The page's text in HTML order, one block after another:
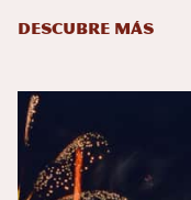
DESCUBRE MÁS